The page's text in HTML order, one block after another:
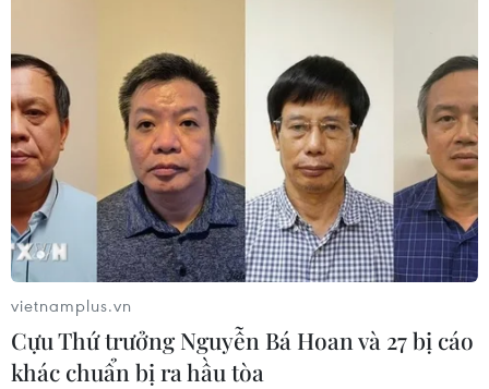
vietnamplus.vn
Cựu Thứ trưởng Nguyễn Bá Hoan và 27 bị cáo
khác chuẩn bị ra hầu tòa